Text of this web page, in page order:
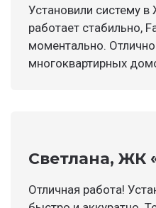
Установили систему
работает стабильно,
моментально.
многоквартирных
Светлана, ЖК
Отличная работа!